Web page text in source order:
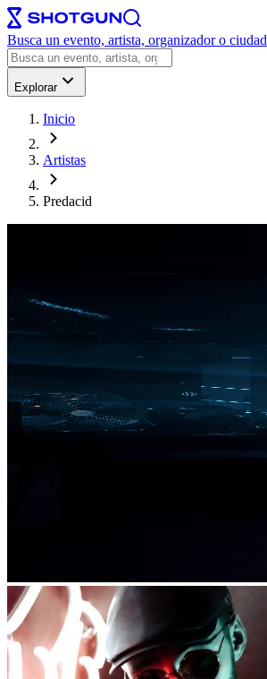
Busca un evento, artista, organizador o ciudad
Explorar
Inicio
Artistas
Predacid